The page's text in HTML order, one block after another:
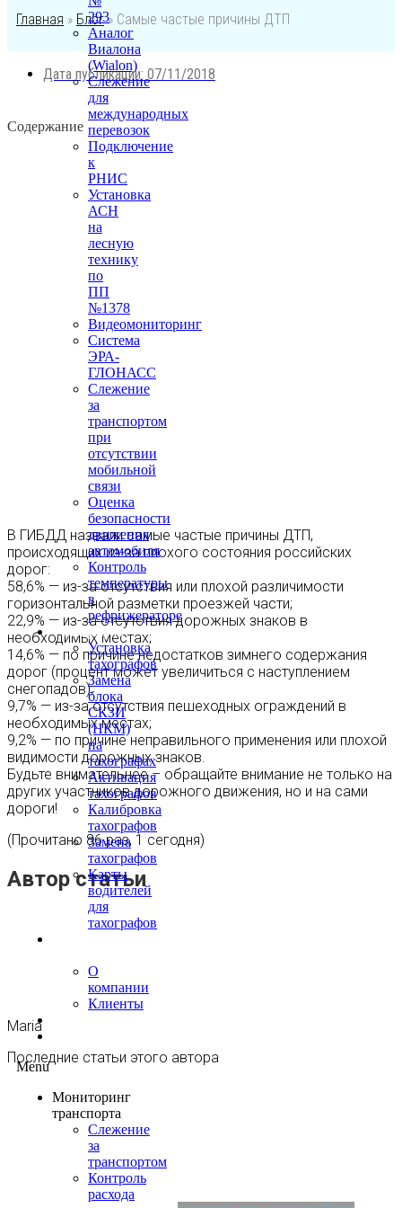
293
Аналог
Виалона
(Wialon)
Слежение
для
международных
перевозок
Подключение
к
РНИС
Установка
АСН
на
лесную
технику
по
ПП
№1378
Видеомониторинг
Система
ЭРА-
ГЛОНАСС
Слежение
за
транспортом
при
отсутствии
мобильной
связи
Оценка
безопасности
движения
автомобиля
Контроль
температуры
в
рефрижераторе
Тахография
Установка
тахографов
Замена
блока
СКЗИ
(НКМ)
на
тахографах
Активация
тахографов
Калибровка
тахографов
Замена
тахографов
Карты
водителей
для
тахографов
О
компании
Клиенты
Menu
Мониторинг
транспорта
Слежение
за
транспортом
Контроль
расхода
Главная » Блог» Самые частые причины ДТП
Дата публикации: 07/11/2018
Содержание
В ГИБДД назвали самые частые причины ДТП,
происходящих из-за плохого состояния российских
дорог:
58,6% — из-за отсутствия или плохой различимости
горизонтальной разметки проезжей части;
22,9% — из-за отсутствия дорожных знаков в
необходимых местах;
14,6% — по причине недостатков зимнего содержания
дорог (процент может увеличиться с наступлением
снегопадов);
9,7% — из-за отсутствия пешеходных ограждений в
необходимых местах;
9,2% — по причине неправильного применения или плохой
видимости дорожных знаков.
Будьте внимательнее – обращайте внимание не только на
других участников дорожного движения, но и на сами
дороги!
(Прочитано 86 раз, 1 сегодня)
Автор статьи
Maria
Последние статьи этого автора